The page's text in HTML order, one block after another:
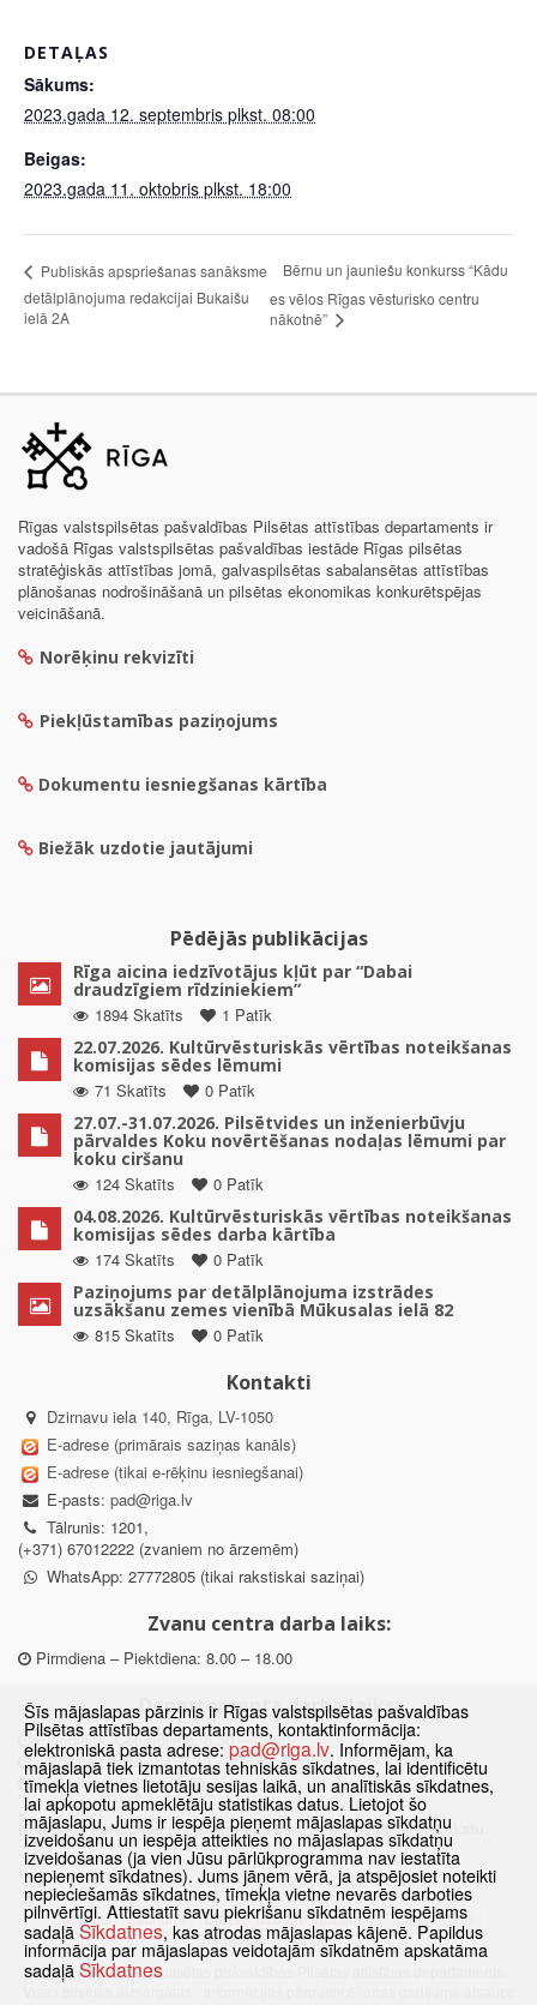
DETAĻAS
Sākums:
2023.gada 12. septembris plkst. 08:00
Beigas:
2023.gada 11. oktobris plkst. 18:00
Publiskās apspriešanas sanāksme
detālplānojuma redakcijai Bukaišu
ielā 2A
Bērnu un jauniešu konkurss “Kādu
es vēlos Rīgas vēsturisko centru
nākotnē”
Rīgas valstspilsētas pašvaldības Pilsētas attīstības departaments ir
vadošā Rīgas valstspilsētas pašvaldības iestāde Rīgas pilsētas
stratēģiskās attīstības jomā, galvaspilsētas sabalansētas attīstības
plānošanas nodrošināšanā un pilsētas ekonomikas konkurētspējas
veicināšanā.
Norēķinu rekvizīti
Piekļūstamības paziņojums
Dokumentu iesniegšanas kārtība
Biežāk uzdotie jautājumi
Pēdējās publikācijas
Rīga aicina iedzīvotājus kļūt par “Dabai
draudzīgiem rīdziniekiem”
1894 Skatīts
1 Patīk
22.07.2026. Kultūrvēsturiskās vērtības noteikšanas
komisijas sēdes lēmumi
71 Skatīts
0 Patīk
27.07.-31.07.2026. Pilsētvides un inženierbūvju
pārvaldes Koku novērtēšanas nodaļas lēmumi par
koku ciršanu
124 Skatīts
0 Patīk
04.08.2026. Kultūrvēsturiskās vērtības noteikšanas
komisijas sēdes darba kārtība
174 Skatīts
0 Patīk
Paziņojums par detālplānojuma izstrādes
uzsākšanu zemes vienībā Mūkusalas ielā 82
815 Skatīts
0 Patīk
Kontakti
Dzirnavu iela 140, Rīga, LV-1050
E-adrese (primārais saziņas kanāls)
E-adrese (tikai e-rēķinu iesniegšanai)
E-pasts: pad@riga.lv
Tālrunis: 1201,
(+371) 67012222 (zvaniem no ārzemēm)
WhatsApp: 27772805 (tikai rakstiskai saziņai)
Zvanu centra darba laiks:
Pirmdiena – Piektdiena: 8.00 – 18.00
Departamenta darba laiks:
Pirmdiena, Ceturtdiena: 8.30 – 18.00
Otrdiena, Trešdiena: 8.30 – 17.00
Piektdiena: 8.30 – 15.00
Klātienes konsultācijas pieejamas tikai ar iepriekšēju pierakstu.
Sākums Jaunumi Biežāk uzdotie jautājumi
Lapas karte
Sīkdatnes
Kontakti
© 2021 Rīgas valstspilsētas pašvaldības Pilsētas attīstības departaments.
Šīs mājaslapas pārzinis ir Rīgas valstspilsētas pašvaldības
Pilsētas attīstības departaments, kontaktinformācija:
elektroniskā pasta adrese: pad@riga.lv. Informējam, ka
mājaslapā tiek izmantotas tehniskās sīkdatnes, lai identificētu
tīmekļa vietnes lietotāju sesijas laikā, un analītiskās sīkdatnes,
lai apkopotu apmeklētāju statistikas datus. Lietojot šo
mājaslapu, Jums ir iespēja pieņemt mājaslapas sīkdatņu
izveidošanu un iespēja atteikties no mājaslapas sīkdatņu
izveidošanas (ja vien Jūsu pārlūkprogramma nav iestatīta
nepieņemt sīkdatnes). Jums jāņem vērā, ja atspējosiet noteikti
nepieciešamās sīkdatnes, tīmekļa vietne nevarēs darboties
pilnvērtīgi. Attiestatīt savu piekrišanu sīkdatnēm iespējams
sadaļā Sīkdatnes, kas atrodas mājaslapas kājenē. Papildus
informācija par mājaslapas veidotajām sīkdatnēm apskatāma
sadaļā Sīkdatnes